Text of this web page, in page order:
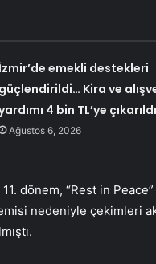
İzmir’de emekli destekleri
güçlendirildi… Kira ve
4 bin TL’ye çıkarıldı
Ağustos 6, 2026
dönem, “Rest in
nedeniyle çekimleri